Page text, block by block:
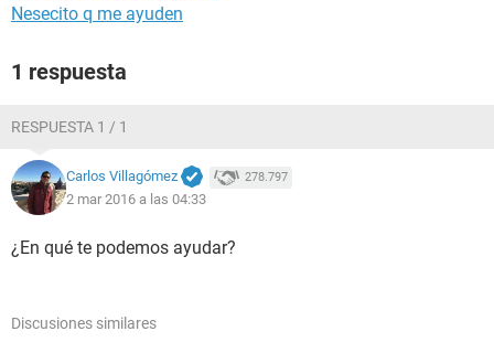
Nesecito q me ayuden
1 respuesta
RESPUESTA 1 / 1
Carlos Villagómez 278.797
2 mar 2016 a las 04:33
¿En qué te podemos ayudar?
Discusiones similares